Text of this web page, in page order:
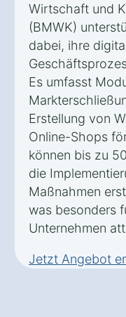
Wirtschaft und
(BMWK)
dabei, ihre
Es umfasst
Erstellung von
Online-Shops
können bis zu
die
Maßnahmen
was besonders
Unternehmen
Jetzt Angebot